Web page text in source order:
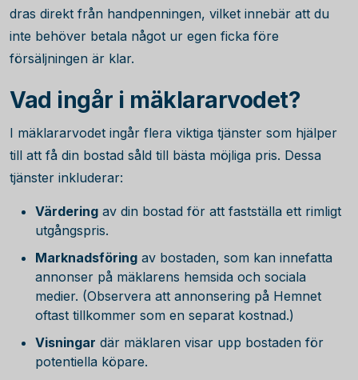
dras direkt från handpenningen, vilket innebär att du
inte behöver betala något ur egen ficka före
försäljningen är klar.
Vad ingår i mäklararvodet?
I mäklararvodet ingår flera viktiga tjänster som hjälper
till att få din bostad såld till bästa möjliga pris. Dessa
tjänster inkluderar:
Värdering av din bostad för att fastställa ett rimligt
utgångspris.
Marknadsföring av bostaden, som kan innefatta
annonser på mäklarens hemsida och sociala
medier. (Observera att annonsering på Hemnet
oftast tillkommer som en separat kostnad.)
Visningar där mäklaren visar upp bostaden för
potentiella köpare.